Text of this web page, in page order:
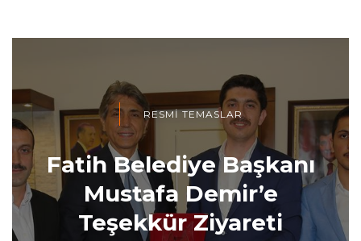
RESMI TEMASLAR
Fatih Belediye Başkanı
Mustafa Demir’e
Teşekkür Ziyareti